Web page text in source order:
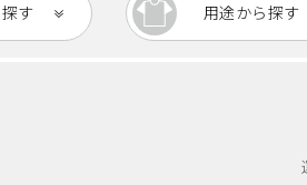
探す 用途から探す